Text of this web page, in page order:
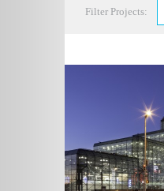
Filter Projects: